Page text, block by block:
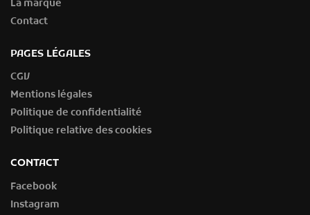
La marque
Contact
PAGES LÉGALES
CGV
Mentions légales
Politique de confidentialité
Politique relative des cookies
CONTACT
Facebook
Instagram